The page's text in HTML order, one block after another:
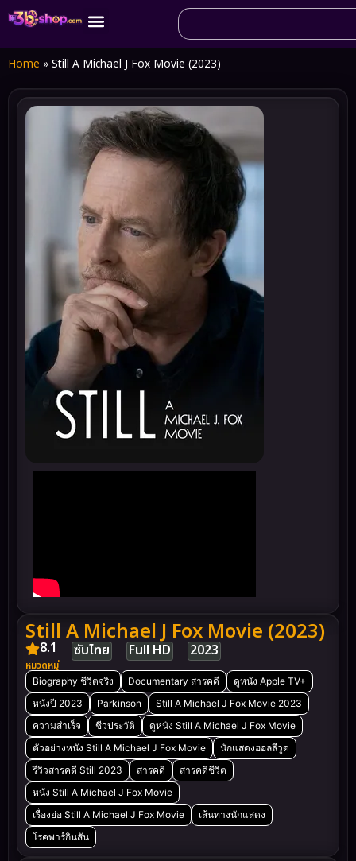
Home » Still A Michael J Fox Movie (2023)
Still A Michael J Fox Movie (2023)
8.1 ซับไทย Full HD 2023
หมวดหมู่
Biography ชีวิตจริง Documentary สารคดี
ดูหนัง Apple TV+
หนังปี 2023
Parkinson
Still A Michael J Fox Movie 2023
ความสำเร็จ
ชีวประวัติ
ดูหนัง Still A Michael J Fox Movie
ตัวอย่างหนัง Still A Michael J Fox Movie
นักแสดงฮอลลีวูด
รีวิวสารคดี Still 2023
สารคดี
สารคดีชีวิต
หนัง Still A Michael J Fox Movie
เรื่องย่อ Still A Michael J Fox Movie
เส้นทางนักแสดง
โรคพาร์กินสัน